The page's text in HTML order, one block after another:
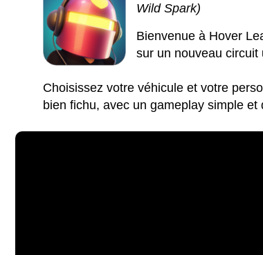
Wild Spark)
Bienvenue à Hover
sur un nouveau circuit
Choisissez votre véhicule et votre
bien fichu, avec un gameplay simple et